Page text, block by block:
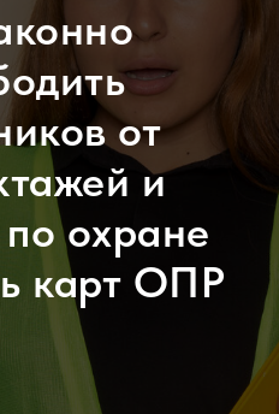
от
и
охране
карт ОПР